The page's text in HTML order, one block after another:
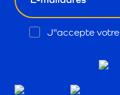
Opt
J"accepte votre